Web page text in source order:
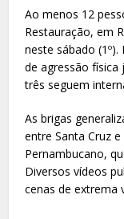
Ao menos 12
Restauração, em
neste sábado
de agressão
três seguem
As brigas
entre Santa Cruz
Pernambucano,
Diversos vídeos
cenas de extrema